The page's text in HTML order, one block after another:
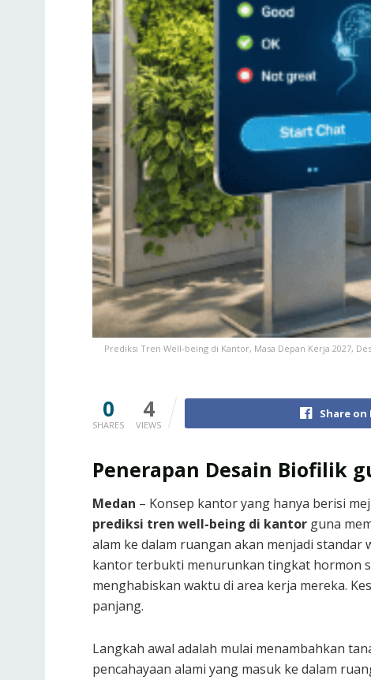
Prediksi Tren Well-being di Kantor, Masa Depan Kerja 2027,
0
SHARES
4
VIEWS
Share on
Penerapan Desain Biofilik
Medan – Konsep kantor yang hanya berisi
prediksi tren well-being di kantor guna
alam ke dalam ruangan akan menjadi
kantor terbukti menurunkan tingkat hormon
menghabiskan waktu di area kerja mereka.
panjang.
Langkah awal adalah mulai menambahkan
pencahayaan alami yang masuk ke dalam